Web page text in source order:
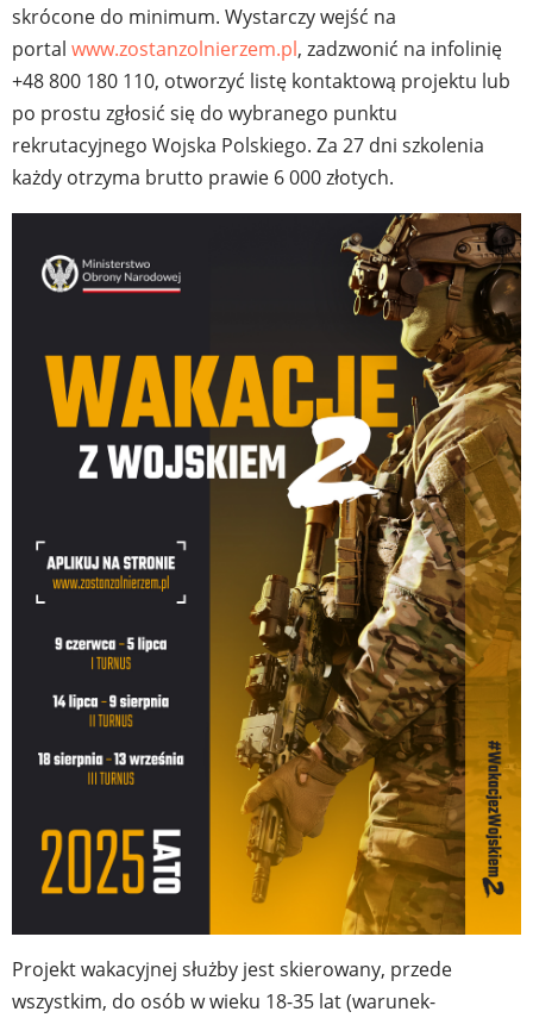
skrócone do minimum. Wystarczy wejść na
portal www.zostanzolnierzem.pl, zadzwonić na infolinię
+48 800 180 110, otworzyć listę kontaktową projektu lub
po prostu zgłosić się do wybranego punktu
rekrutacyjnego Wojska Polskiego. Za 27 dni szkolenia
każdy otrzyma brutto prawie 6 000 złotych.
Projekt wakacyjnej służby jest skierowany, przede
wszystkim, do osób w wieku 18-35 lat (warunek-